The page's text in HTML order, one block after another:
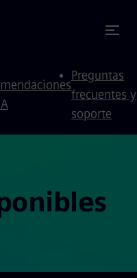
Preguntas
frecuentes y
soporte